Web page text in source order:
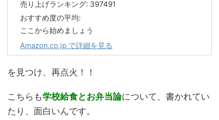
売り上げランキング: 397491
おすすめ度の平均:
ここから始めましょう
Amazon.co.jp で詳細を見る
を見つけ、再点火！！
こちらも学校給食とお弁当論について、書かれてい
たり、面白いんです。